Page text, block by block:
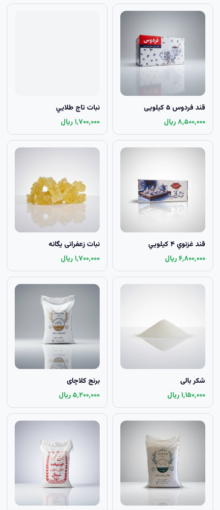
قند فردوس ۵ کیلویی
۸٬۵۰۰٬۰۰۰ ریال
نبات تاج طلايي
۱٬۷۰۰٬۰۰۰ ریال
قند غزنوي ۴ کيلويي
۶٬۸۰۰٬۰۰۰ ریال
نبات زعفرانی یگانه
۱٬۷۰۰٬۰۰۰ ریال
شکر بالی
۱٬۱۵۰٬۰۰۰ ریال
برنج کلاچای
۵٬۲۰۰٬۰۰۰ ریال